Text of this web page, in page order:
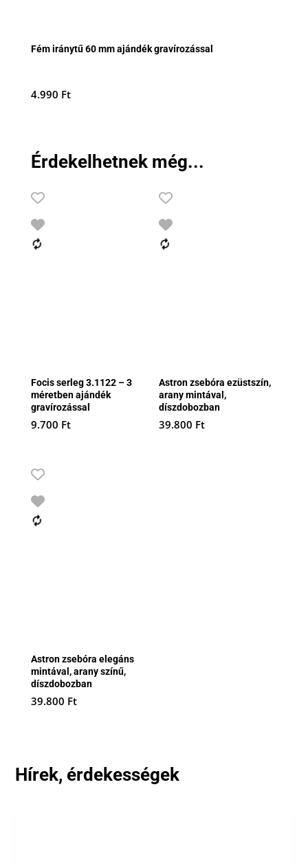
Fém iránytű 60 mm ajándék gravírozással
4.990 Ft
Érdekelhetnek még...
Focis serleg 3.1122 – 3
méretben ajándék
gravírozással
9.700 Ft
Astron zsebóra ezüstszín,
arany mintával,
díszdobozban
39.800 Ft
Astron zsebóra elegáns
mintával, arany színű,
díszdobozban
39.800 Ft
Hírek, érdekességek